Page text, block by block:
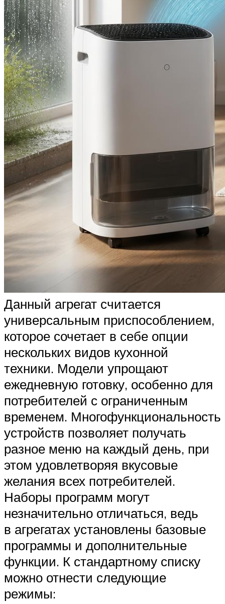
Данный агрегат считается
универсальным приспособлением,
которое сочетает в себе опции
нескольких видов кухонной
техники. Модели упрощают
ежедневную готовку, особенно для
потребителей с ограниченным
временем. Многофункциональность
устройств позволяет получать
разное меню на каждый день, при
этом удовлетворяя вкусовые
желания всех потребителей.
Наборы программ могут
незначительно отличаться, ведь
в агрегатах установлены базовые
программы и дополнительные
функции. К стандартному списку
можно отнести следующие
режимы: